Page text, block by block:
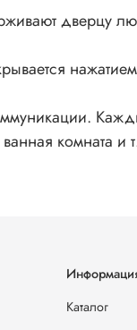
дверцу
комната и
Каталог